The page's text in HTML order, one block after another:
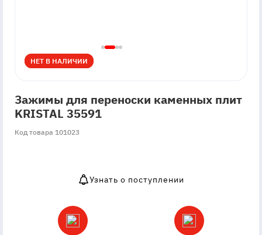
НЕТ В НАЛИЧИИ
НЕТ В НАЛИЧИИ
Зажимы для переноски каменных плит
KRISTAL 35591
Код товара 101023
Узнать о поступлении